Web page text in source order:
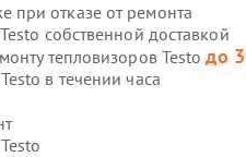
при отказе от ремонта
собственной доставкой
тепловизоров Testoдо
в течении часа